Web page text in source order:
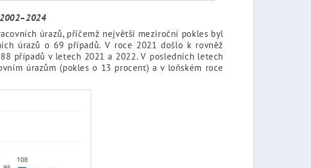
úrazů, přičemž největší meziroční pokles byl
úrazů o 69 případů. V roce 2021 došlo k rovněž
případů v letech 2021 a 2022. V posledních letech
úrazům (pokles o 13 procent) a v loňském roce